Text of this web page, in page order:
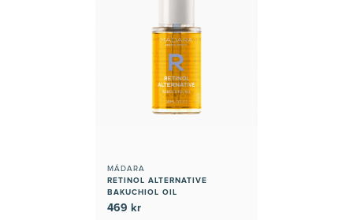
MÁDARA
RETINOL ALTERNATIVE
BAKUCHIOL OIL
469 kr